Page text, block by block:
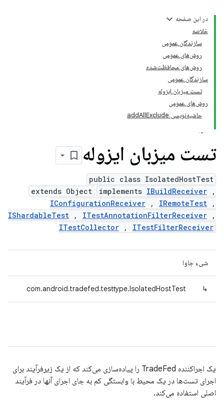
در این صفحه
خلاصه
سازندگان عمومی
روش‌های عمومی
روش‌های محافظت‌شده
سازندگان عمومی
تست میزبان ایزوله
روش‌های عمومی
حاشیه‌نویسی addAllExclude
تست میزبان ایزوله
public class IsolatedHostTest
extends Object
implements IBuildReceiver ,
IConfigurationReceiver , IRemoteTest ,
IShardableTest , ITestAnnotationFilterReceiver ,
ITestCollector , ITestFilterReceiver
شیء جاوا
↳
com.android.tradefed.testtype.IsolatedHostTest
یک اجراکننده TradeFed را پیاده‌سازی می‌کند که از یک زیرفرآیند برای
اجرای تست‌ها در یک محیط با وابستگی کم به جای اجرای آنها در فرآیند
اصلی استفاده می‌کند.